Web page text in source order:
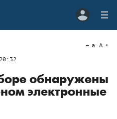
a A
обнаружены
электронные